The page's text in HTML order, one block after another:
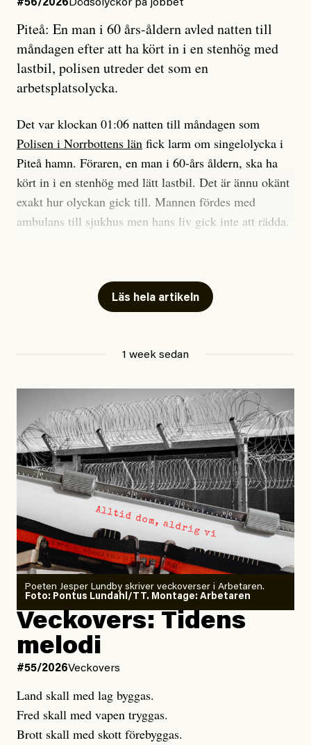
Jag sökte ljuset och meningen,
efter det som var rent, rätt och sant,
och aldrig såg jag det klarare än
när jag ombord på bussen hjälpte en tant.
#23/2026Intervjun
Jesper Lundby: ”Livet i sig
är ganska politiskt”
#56/2026 Dödsolyckor på jobbet
Piteå: En man i 60 års-åldern avled natten till
måndagen efter att ha kört in i en stenhög med
lastbil, polisen utreder det som en
arbetsplatsolycka.
Det var klockan 01:06 natten till måndagen som
Polisen i Norrbottens län fick larm om singelolycka i
Piteå hamn. Föraren, en man i 60-års åldern, ska ha
kört in i en stenhög med lätt lastbil. Det är ännu okänt
exakt hur olyckan gick till. Mannen fördes med
ambulans till sjukhus men hans liv gick inte att rädda.
platsen, säger Elis Brännström, RLC-befäl på polisens
ledningscentral tillsvt Norrbotten.
Anhöriga är underrättade.
Hittills i år har minst 17 personer i Sverige dött på sina
arbetsplatser, enligt Arbetsmiljöverkets statistik.
#44/2026Dödsolyckor på jobbet
Larmet från
Arbetsmiljöverket:
Dödsolyckorna har slutat
minska
Joel Kellgren
Publicerad3 August, 2026
Uppdaterad3 August, 2026
Läs hela artikeln
1 week sedan
Poeten Jesper Lundby skriver veckoverser i Arbetaren.
Foto: Pontus Lundahl/TT. Montage: Arbetaren
Veckovers: Tidens
melodi
#55/2026Veckovers
Land skall med lag byggas.
Fred skall med vapen tryggas.
Brott skall med skott förebyggas.